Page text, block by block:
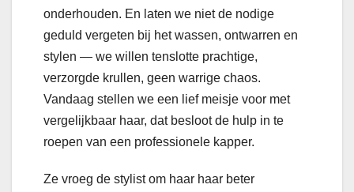
onderhouden. En laten we niet de nodige
geduld vergeten bij het wassen, ontwarren en
stylen — we willen tenslotte prachtige,
verzorgde krullen, geen warrige chaos.
Vandaag stellen we een lief meisje voor met
vergelijkbaar haar, dat besloot de hulp in te
roepen van een professionele kapper.
Ze vroeg de stylist om haar haar beter